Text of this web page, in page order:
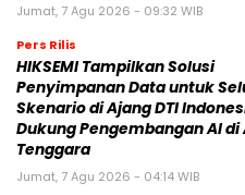
Jumat, 7 Agu 2026 - 09:32 WIB
Pers Rilis
HIKSEMI Tampilkan Solusi
Penyimpanan Data untuk
Skenario di Ajang DTI
Dukung Pengembangan AI di
Tenggara
Jumat, 7 Agu 2026 - 04:14 WIB